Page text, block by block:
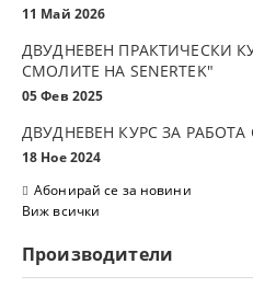
11 Май 2026
ДВУДНЕВЕН ПРАКТИЧЕСКИ
СМОЛИТЕ НА SENERTEK"
05 Фев 2025
ДВУДНЕВЕН КУРС ЗА РАБОТА
18 Ное 2024
Абонирай се за новини
Виж всички
Производители